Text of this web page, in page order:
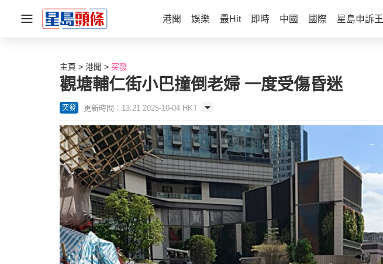
港聞 娛樂 最Hit 即時 中國 國際 星島申訴王
主頁 港聞 突發
觀塘輔仁街小巴撞倒老婦 一度受傷昏迷
突發 更新時間：13:21 2025-10-04 HKT